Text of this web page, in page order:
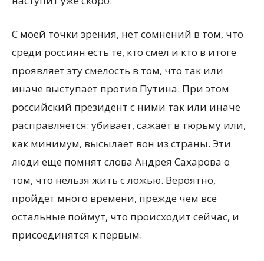
С моей точки зрения, нет сомнений в том, что
среди россиян есть те, кто смел и кто в итоге
проявляет эту смелость в том, что так или
иначе выступает против Путина. При этом
российский президент с ними так или иначе
расправляется: убивает, сажает в тюрьму или,
как минимум, высылает вон из страны. Эти
люди еще помнят слова Андрея Сахарова о
том, что нельзя жить с ложью. Вероятно,
пройдет много времени, прежде чем все
остальные поймут, что происходит сейчас, и
присоединятся к первым.